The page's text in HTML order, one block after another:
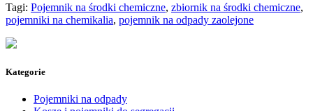
Tagi: Pojemnik na środki chemiczne, zbiornik na środki chemiczne,
pojemniki na chemikalia, pojemnik na odpady zaolejone
Kategorie
Pojemniki na odpady